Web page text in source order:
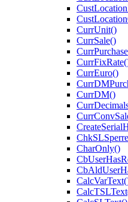
CurrUnit()
CurrSale()
CurrEuro()
CurrDM()
CharOnly()